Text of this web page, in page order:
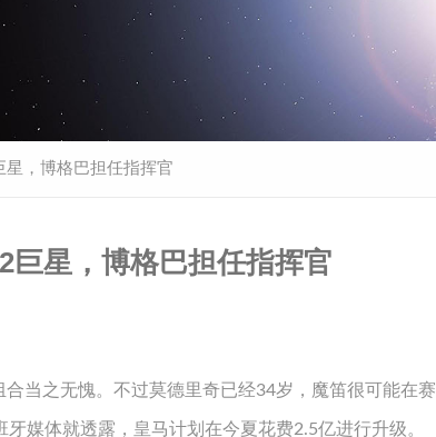
，博格巴担任指挥官
巨星，博格巴担任指挥官
当之无愧。不过莫德里奇已经34岁，魔笛很可能在赛
媒体就透露，皇马计划在今夏花费2.5亿进行升级。